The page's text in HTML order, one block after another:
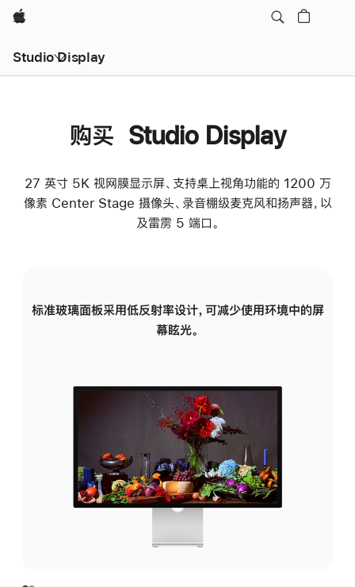
Apple
Studio Display
购买 Studio Display
27 英寸 5K 视网膜显示屏、支持桌上视角功能的 1200 万
像素 Center Stage 摄像头、录音棚级麦克风和扬声器，以
及雷雳 5 端口。
标准玻璃面板采用低反射率设计，可减少使用环境中的屏
幕眩光。